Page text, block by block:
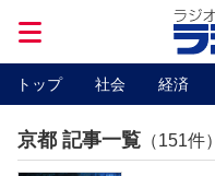
トップ 社会 経済
京都 記事一覧 （151件）